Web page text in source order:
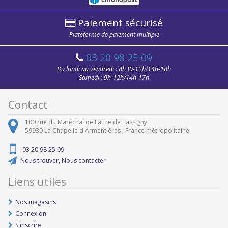
Paiement sécurisé
Plateforme de paiement multiple
03 20 98 25 09
Du lundi au vendredi : 8h30-12h/14h-18h
Samedi : 9h-12h/14h-17h
Contact
100 rue du Maréchal de Lattre de Tassigny
59930 La Chapelle d'Armentières , France métropolitaine
03 20 98 25 09
Nous trouver, Nous contacter
Liens utiles
Nos magasins
Connexion
S'inscrire